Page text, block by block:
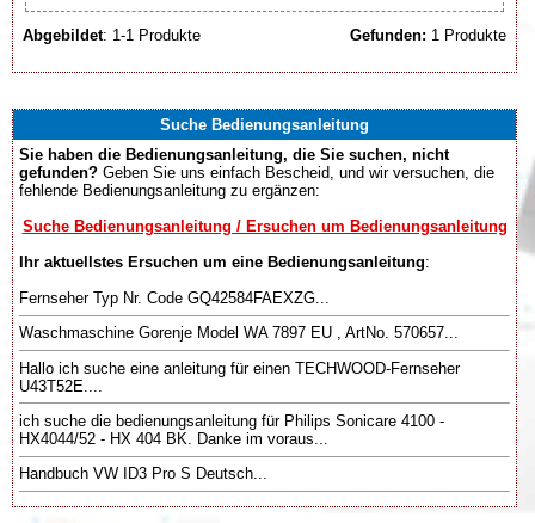
Abgebildet: 1-1 Produkte Gefunden: 1 Produkte
Suche Bedienungsanleitung
Sie haben die Bedienungsanleitung, die Sie suchen, nicht
gefunden? Geben Sie uns einfach Bescheid, und wir versuchen, die
fehlende Bedienungsanleitung zu ergänzen:
Suche Bedienungsanleitung / Ersuchen um Bedienungsanleitung
Ihr aktuellstes Ersuchen um eine Bedienungsanleitung:
Fernseher Typ Nr. Code GQ42584FAEXZG...
Waschmaschine Gorenje Model WA 7897 EU , ArtNo. 570657...
Hallo ich suche eine anleitung für einen TECHWOOD-Fernseher
U43T52E....
ich suche die bedienungsanleitung für Philips Sonicare 4100 -
HX4044/52 - HX 404 BK. Danke im voraus...
Handbuch VW ID3 Pro S Deutsch...